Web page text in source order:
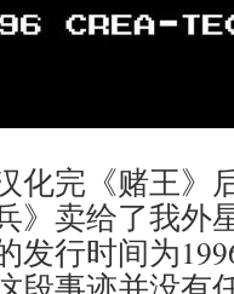
化完《赌王》
》卖给了我外
发行时间为